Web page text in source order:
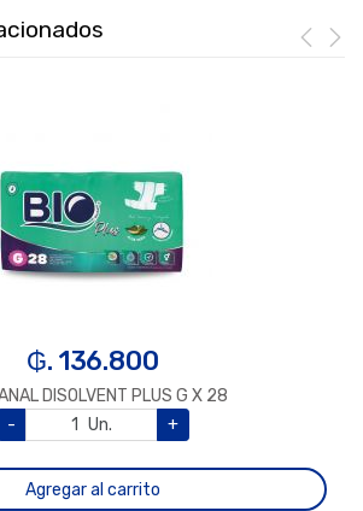
₲. 136.800
DISOLVENT PLUS G X 28
-
Un. +
Agregar al carrito